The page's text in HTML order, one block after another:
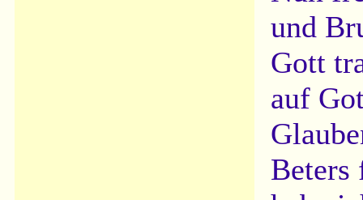
und
Gott
auf
Beters